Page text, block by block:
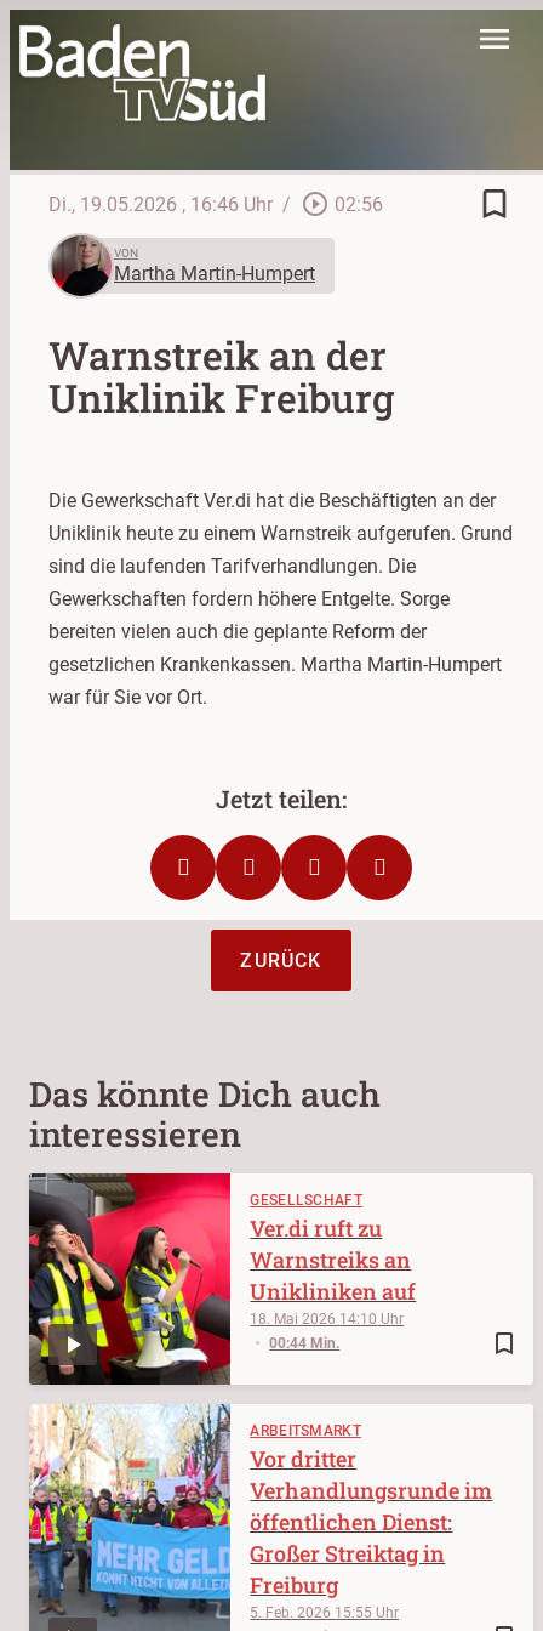
menu
Di., 19.05.2026 , 16:46 Uhr / play_circle_outline 02:56 bookmark_border
VON
Martha Martin-Humpert
Warnstreik an der
Uniklinik Freiburg
Die Gewerkschaft Ver.di hat die Beschäftigten an der
Uniklinik heute zu einem Warnstreik aufgerufen. Grund
sind die laufenden Tarifverhandlungen. Die
Gewerkschaften fordern höhere Entgelte. Sorge
bereiten vielen auch die geplante Reform der
gesetzlichen Krankenkassen. Martha Martin-Humpert
war für Sie vor Ort.
ZURÜCK
Das könnte Dich auch
interessieren
GESELLSCHAFT
bookmark_border
18. Mai 2026 14:10
00:44 Min.
Ver.di ruft zu
Warnstreiks an
Unikliniken auf
ARBEITSMARKT
5. Feb. 2026 15:55
Vor dritter
Verhandlungsrunde im
öffentlichen Dienst:
Großer Streiktag in
Freiburg